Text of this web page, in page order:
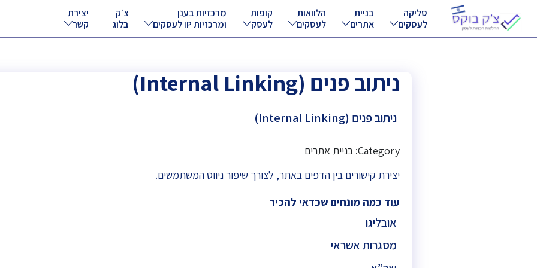
סליקה
לעסקים
בניית
אתרים
הלוואות
לעסקים
קופות
לעסק
מרכזיות בענן
ומרכזיות IP לעסקים
צ׳ק
בלוג
יצירת
קשר
ניתוב פנים (Internal Linking)
ניתוב פנים (Internal Linking)
Category: בניית אתרים
יצירת קישורים בין הדפים באתר, לצורך שיפור ניווט המשתמשים.
עוד כמה מונחים שכדאי להכיר
אובליגו
מסגרות אשראי